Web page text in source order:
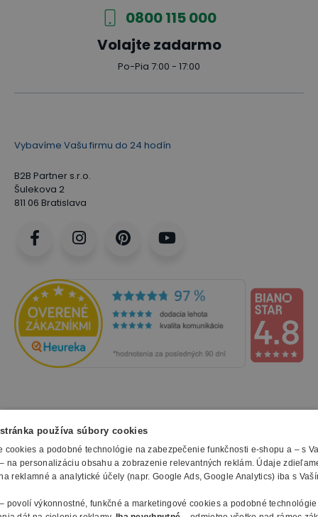
0800 115 000
Volajte zadarmo
Po-Pia 7:00 - 17:00
Vybavíme Vašu firmu do 24 hodín
B2B Partner s.r.o.
Šulekova 2
811 06 Bratislava
NAKUPOVANIE
Všetko o nákupe
Obchodné podmienky
Spôsoby platby
SLUŽBY
Reklamačný formulár
O FIRME
používa súbory cookies
cookies a podobné technológie na zabezpečenie funkčnosti e-shopu a – s
na personalizáciu obsahu a zobrazenie relevantných reklám. Údaje
reklamné a analytické účely (napr. Google Ads, Google Analytics) iba s
povolí výkonnostné, funkčné a marketingové cookies a podobné